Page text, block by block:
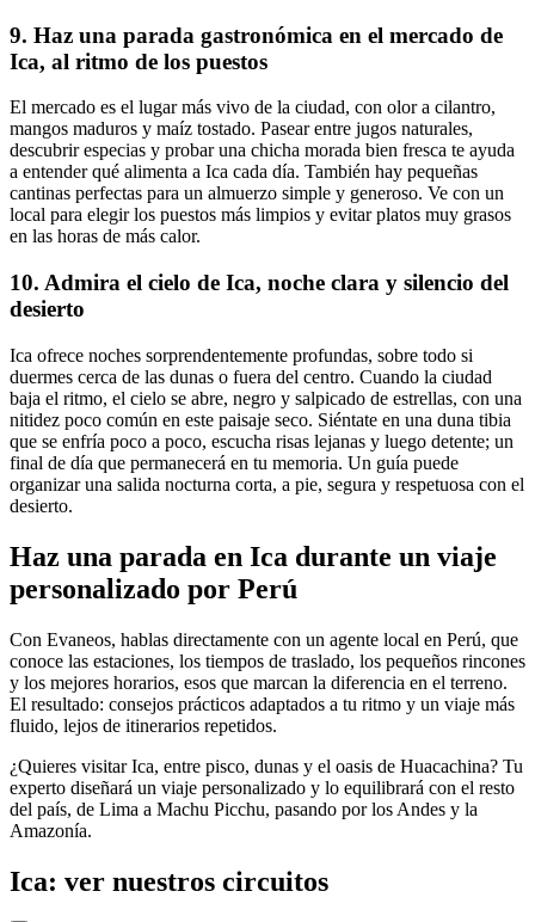
9. Haz una parada gastronómica en el mercado de
Ica, al ritmo de los puestos
El mercado es el lugar más vivo de la ciudad, con olor a cilantro,
mangos maduros y maíz tostado. Pasear entre jugos naturales,
descubrir especias y probar una chicha morada bien fresca te ayuda
a entender qué alimenta a Ica cada día. También hay pequeñas
cantinas perfectas para un almuerzo simple y generoso. Ve con un
local para elegir los puestos más limpios y evitar platos muy grasos
en las horas de más calor.
10. Admira el cielo de Ica, noche clara y silencio del
desierto
Ica ofrece noches sorprendentemente profundas, sobre todo si
duermes cerca de las dunas o fuera del centro. Cuando la ciudad
baja el ritmo, el cielo se abre, negro y salpicado de estrellas, con una
nitidez poco común en este paisaje seco. Siéntate en una duna tibia
que se enfría poco a poco, escucha risas lejanas y luego detente; un
final de día que permanecerá en tu memoria. Un guía puede
organizar una salida nocturna corta, a pie, segura y respetuosa con el
desierto.
Haz una parada en Ica durante un viaje
personalizado por Perú
Con Evaneos, hablas directamente con un agente local en Perú, que
conoce las estaciones, los tiempos de traslado, los pequeños rincones
y los mejores horarios, esos que marcan la diferencia en el terreno.
El resultado: consejos prácticos adaptados a tu ritmo y un viaje más
fluido, lejos de itinerarios repetidos.
¿Quieres visitar Ica, entre pisco, dunas y el oasis de Huacachina? Tu
experto diseñará un viaje personalizado y lo equilibrará con el resto
del país, de Lima a Machu Picchu, pasando por los Andes y la
Amazonía.
Ica: ver nuestros circuitos